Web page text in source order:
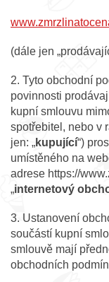
(dále jen
2. Tyto obchodní
povinnosti
kupní smlouvu
spotřebitel, nebo v
jen: „kupující“)
umístěného na
adrese https://
„internetový
3. Ustanovení
součástí kupní
smlouvě mají
obchodních